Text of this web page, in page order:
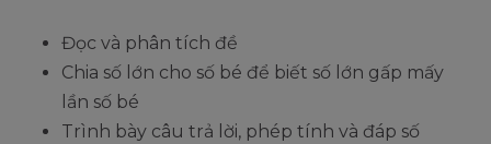
Đọc và phân tích đề
Chia số lớn cho số bé để biết số lớn gấp mấy
lần số bé
Trình bày câu trả lời, phép tính và đáp số